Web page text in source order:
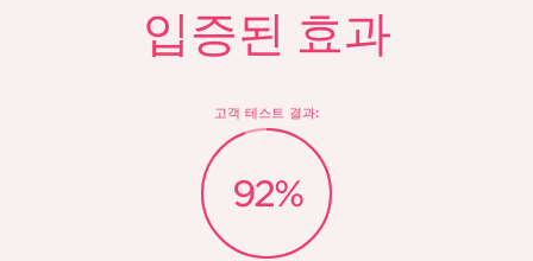
입증된 효과
고객 테스트 결과:
92%